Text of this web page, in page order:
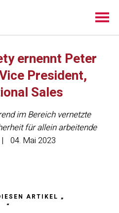
ernennt Peter
President,
Sales
im Bereich vernetzte
für allein arbeitende
04. Mai 2023
ARTIKEL „
“